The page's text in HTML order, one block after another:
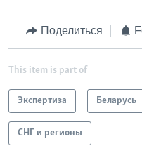
Поделиться
This item is part of
Экспертиза Беларусь
СНГ и регионы